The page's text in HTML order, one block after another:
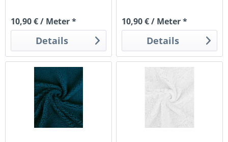
10,90 € / Meter *
Details
10,90 € / Meter *
Details